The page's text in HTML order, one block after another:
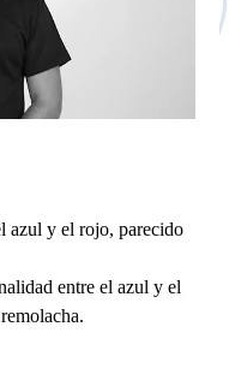
azul y el rojo, parecido
entre el azul y el